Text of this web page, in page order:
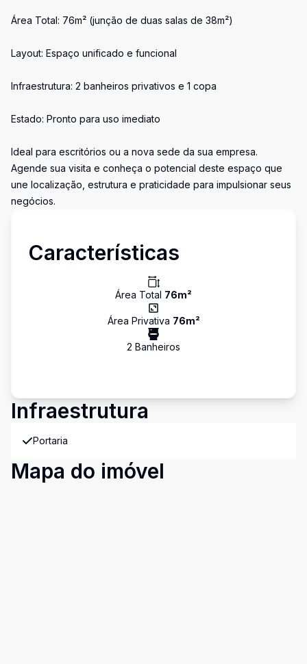
Área Total: 76m² (junção de duas salas de 38m²)
Layout: Espaço unificado e funcional
Infraestrutura: 2 banheiros privativos e 1 copa
Estado: Pronto para uso imediato
Ideal para escritórios ou a nova sede da sua empresa.
Agende sua visita e conheça o potencial deste espaço que
une localização, estrutura e praticidade para impulsionar seus
negócios.
Características
Área Total 76m²
Área Privativa 76m²
2 Banheiros
Infraestrutura
Portaria
Mapa do imóvel